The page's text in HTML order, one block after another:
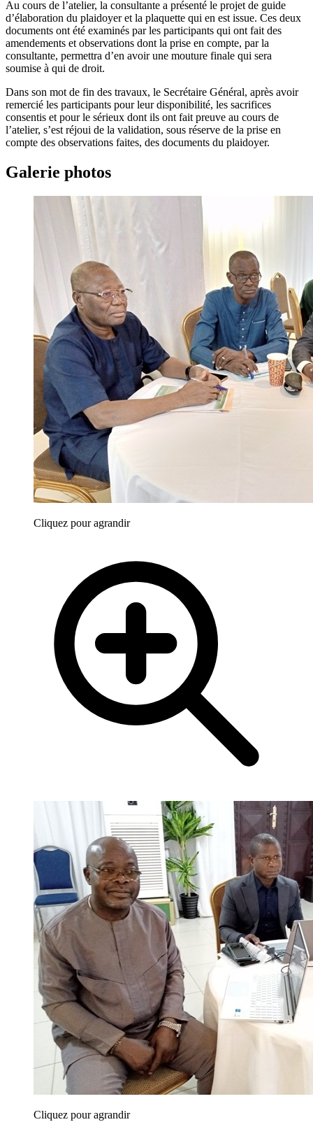
Au cours de l’atelier, la consultante a présenté le projet de guide
d’élaboration du plaidoyer et la plaquette qui en est issue. Ces deux
documents ont été examinés par les participants qui ont fait des
amendements et observations dont la prise en compte, par la
consultante, permettra d’en avoir une mouture finale qui sera
soumise à qui de droit.
Dans son mot de fin des travaux, le Secrétaire Général, après avoir
remercié les participants pour leur disponibilité, les sacrifices
consentis et pour le sérieux dont ils ont fait preuve au cours de
l’atelier, s’est réjoui de la validation, sous réserve de la prise en
compte des observations faites, des documents du plaidoyer.
Galerie photos
Cliquez pour agrandir
Cliquez pour agrandir